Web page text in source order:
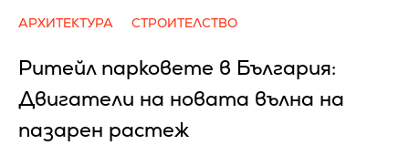
АРХИТЕКТУРА СТРОИТЕЛСТВО
Ритейл парковете в България:
Двигатели на новата вълна на
пазарен растеж